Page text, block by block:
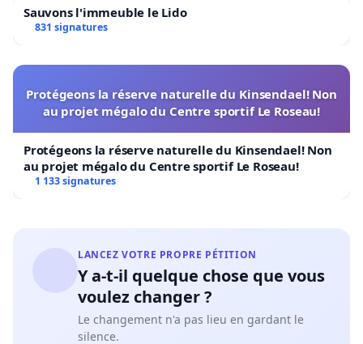
Sauvons l'immeuble le Lido
831 signatures
Protégeons la réserve naturelle du Kinsendael! Non
au projet mégalo du Centre sportif Le Roseau!
Protégeons la réserve naturelle du Kinsendael! Non
au projet mégalo du Centre sportif Le Roseau!
1 133 signatures
LANCEZ VOTRE PROPRE PÉTITION
Y a-t-il quelque chose que vous
voulez changer ?
Le changement n'a pas lieu en gardant le
silence.